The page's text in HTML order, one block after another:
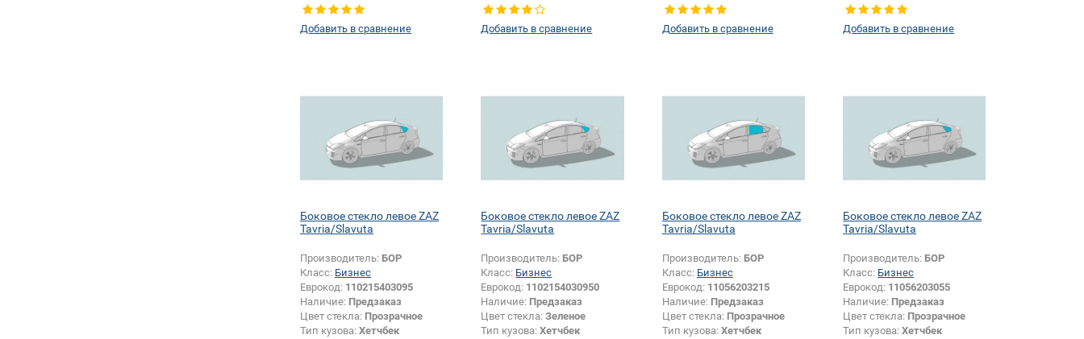
левое
Добавить в сравнение
левое
Добавить в сравнение
левое
Добавить в сравнение
Добавить в сравнение
Боковое стекло левое ZAZ
Tavria/Slavuta
Производитель: БОР
Класс: Бизнес
Еврокод: 110215403095
Наличие: Предзаказ
Цвет стекла: Прозрачное
Тип кузова: Хетчбек
Боковое стекло левое ZAZ
Tavria/Slavuta
Производитель: БОР
Класс: Бизнес
Еврокод: 1102154030950
Наличие: Предзаказ
Цвет стекла:Зеленое
Тип кузова:Хетчбек
Боковое стекло левое ZAZ
Tavria/Slavuta
Производитель: БОР
Класс: Бизнес
Еврокод: 11056203215
Наличие: Предзаказ
Цвет стекла: Прозрачное
Тип кузова: Хетчбек
Боковое стекло левое ZAZ
Tavria/Slavuta
Производитель: БОР
Класс: Бизнес
Еврокод: 11056203055
Наличие: Предзаказ
Цвет стекла: Прозрачное
Тип кузова:Хетчбек